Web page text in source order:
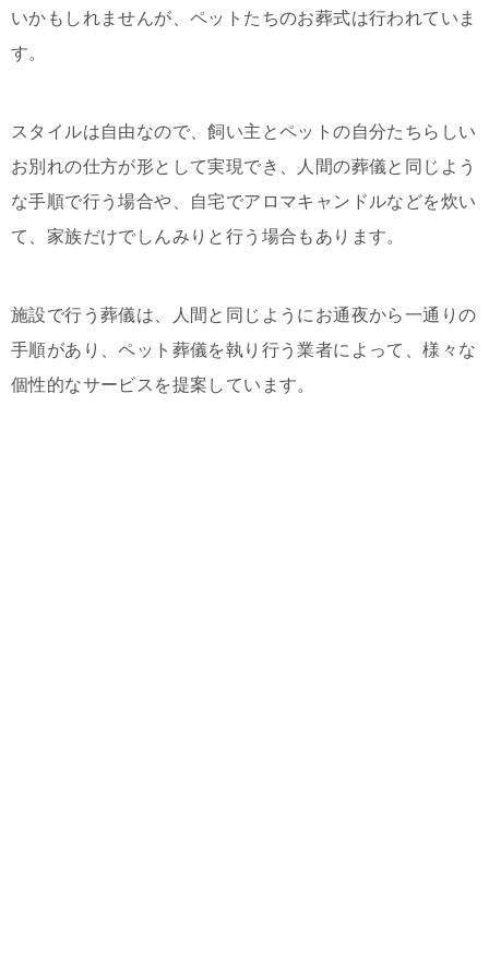
いかもしれませんが、ペットたちのお葬式は行われていま
す。
スタイルは自由なので、飼い主とペットの自分たちらしい
お別れの仕方が形として実現でき、人間の葬儀と同じよう
な手順で行う場合や、自宅でアロマキャンドルなどを炊い
て、家族だけでしんみりと行う場合もあります。
施設で行う葬儀は、人間と同じようにお通夜から一通りの
手順があり、ペット葬儀を執り行う業者によって、様々な
個性的なサービスを提案しています。